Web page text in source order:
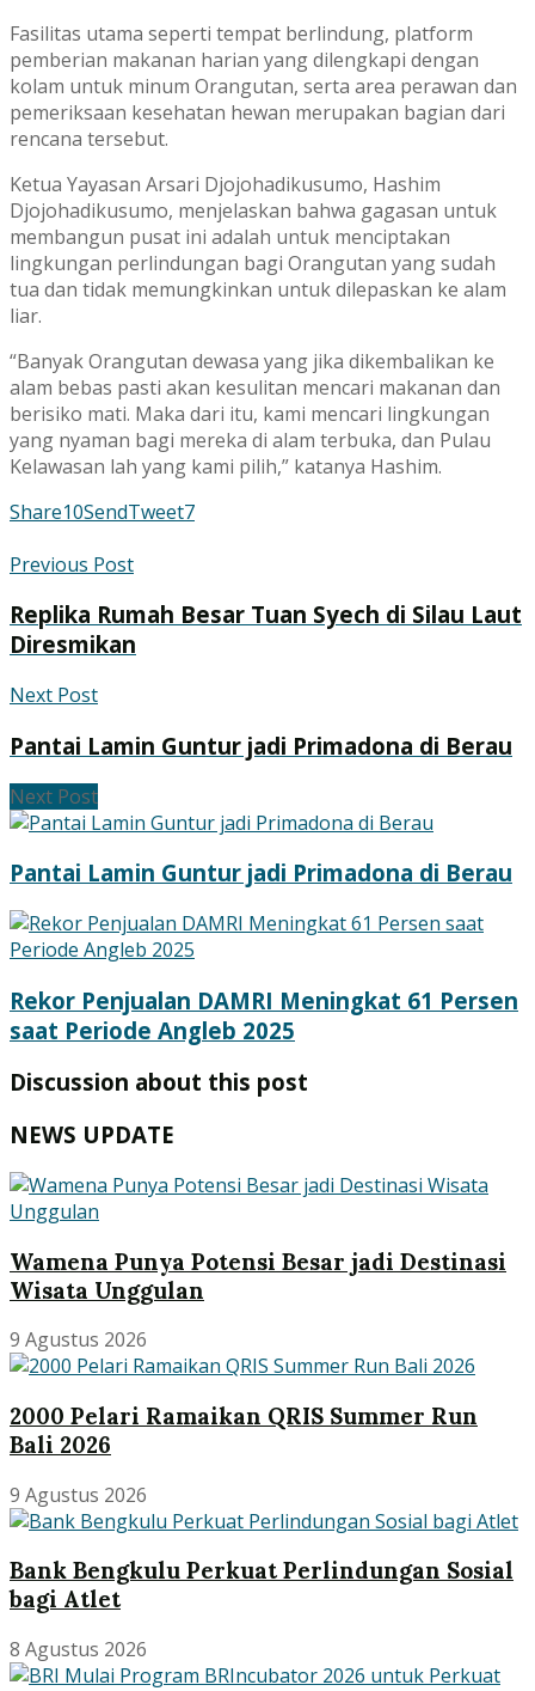
Fasilitas utama seperti tempat berlindung, platform
pemberian makanan harian yang dilengkapi dengan
kolam untuk minum Orangutan, serta area perawan dan
pemeriksaan kesehatan hewan merupakan bagian dari
rencana tersebut.
Ketua Yayasan Arsari Djojohadikusumo, Hashim
Djojohadikusumo, menjelaskan bahwa gagasan untuk
membangun pusat ini adalah untuk menciptakan
lingkungan perlindungan bagi Orangutan yang sudah
tua dan tidak memungkinkan untuk dilepaskan ke alam
liar.
“Banyak Orangutan dewasa yang jika dikembalikan ke
alam bebas pasti akan kesulitan mencari makanan dan
berisiko mati. Maka dari itu, kami mencari lingkungan
yang nyaman bagi mereka di alam terbuka, dan Pulau
Kelawasan lah yang kami pilih,” katanya Hashim.
Share10SendTweet7
Previous Post
Replika Rumah Besar Tuan Syech di Silau Laut
Diresmikan
Next Post
Pantai Lamin Guntur jadi Primadona di Berau
Next Post
Pantai Lamin Guntur jadi Primadona di Berau
Rekor Penjualan DAMRI Meningkat 61 Persen
saat Periode Angleb 2025
Discussion about this post
NEWS UPDATE
Wamena Punya Potensi Besar jadi Destinasi
Wisata Unggulan
9 Agustus 2026
2000 Pelari Ramaikan QRIS Summer Run
Bali 2026
9 Agustus 2026
Bank Bengkulu Perkuat Perlindungan Sosial
bagi Atlet
8 Agustus 2026